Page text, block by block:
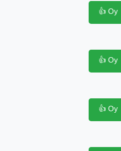
👍 Oy
👍 Oy
👍 Oy